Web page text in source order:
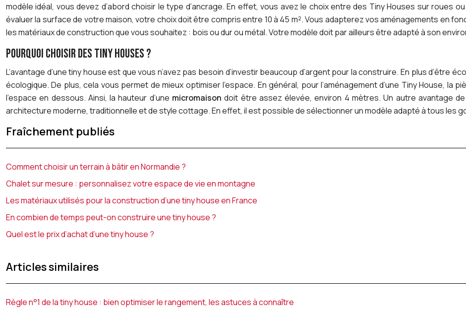
modèle idéal, vous devez d’abord choisir le type d’ancrage. En effet, vous avez le choix entre des Tiny Houses sur roues
évaluer la surface de votre maison, votre choix doit être compris entre 10 à 45 m². Vous adapterez vos aménagements en
les matériaux de construction que vous souhaitez : bois ou dur ou métal. Votre modèle doit par ailleurs être adapté à son
POURQUOI CHOISIR DES TINY HOUSES ?
L’avantage d’une tiny house est que vous n’avez pas besoin d’investir beaucoup d’argent pour la construire. En plus
écologique. De plus, cela vous permet de mieux optimiser l’espace. En général, pour l’aménagement d’une Tiny House, la
l’espace en dessous. Ainsi, la hauteur d’une micromaison doit être assez élevée, environ 4 mètres. Un autre avantage
architecture moderne, traditionnelle et de style cottage. En effet, il est possible de sélectionner un modèle adapté à tous les
Fraîchement publiés
Comment choisir un terrain à bâtir en Normandie ?
Chalet sur mesure : personnalisez votre espace de vie en montagne
Les matériaux utilisés pour la construction d’une tiny house en France
En combien de temps peut-on construire une tiny house ?
Quel est le prix d’achat d’une tiny house ?
Articles similaires
Règle n°1 de la tiny house : bien optimiser le rangement, les astuces à connaître